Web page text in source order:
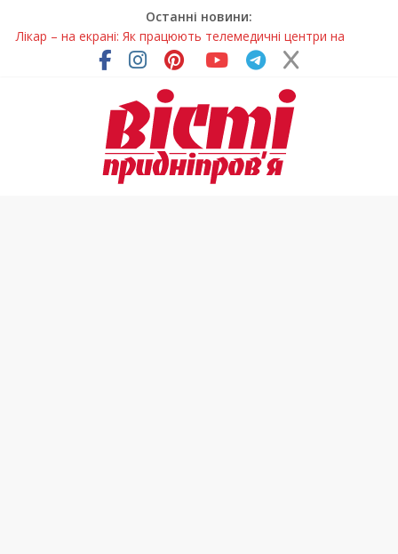
Останні новини:
Лікар – на екрані: Як працюють телемедичні центри на
Дніпропетровщині
У Дніпрі триває масштабна підготовка до опалювального
Пошуки тривають: на Дніпропетровщині досліджують місце
розташування легендарного монастиря (Фото)
Ветерани Дніпропетровщини отримують шанс на власне